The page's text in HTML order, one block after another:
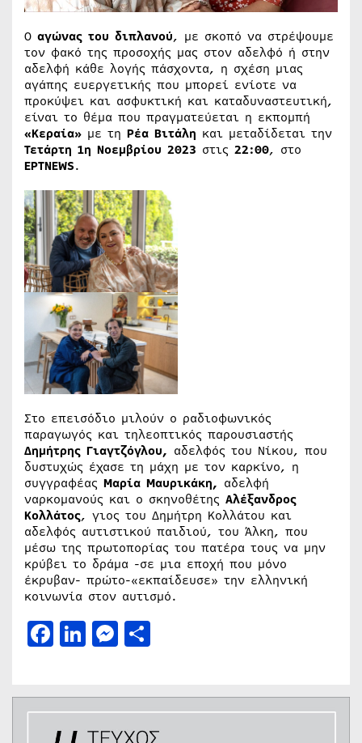
Ο αγώνας του διπλανού, με σκοπό να στρέψουμε
τον φακό της προσοχής μας στον αδελφό ή στην
αδελφή κάθε λογής πάσχοντα, η σχέση μιας
αγάπης ευεργετικής που μπορεί ενίοτε να
προκύψει και ασφυκτική και καταδυναστευτική,
είναι το θέμα που πραγματεύεται η εκπομπή
«Κεραία» με τη Ρέα Βιτάλη και μεταδίδεται την
Τετάρτη 1η Νοεμβρίου 2023 στις 22:00, στο
ΕΡΤNEWS.
Στο επεισόδιο μιλούν ο ραδιοφωνικός
παραγωγός και τηλεοπτικός παρουσιαστής
Δημήτρης Γιαγτζόγλου, αδελφός του Νίκου, που
δυστυχώς έχασε τη μάχη με τον καρκίνο, η
συγγραφέας Μαρία Μαυρικάκη, αδελφή
ναρκομανούς και ο σκηνοθέτης Αλέξανδρος
Κολλάτος, γιος του Δημήτρη Κολλάτου και
αδελφός αυτιστικού παιδιού, του Άλκη, που
μέσω της πρωτοπορίας του πατέρα τους να μην
κρύβει το δράμα -σε μια εποχή που μόνο
έκρυβαν- πρώτο-«εκπαίδευσε» την ελληνική
κοινωνία στον αυτισμό.
Facebook
LinkedIn
Messenger